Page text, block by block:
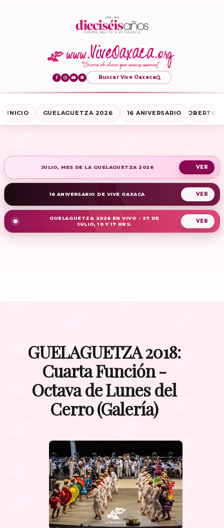
Buscar Vive Oaxaca
INICIO GUELAGUETZA 2026 16 ANIVERSARIO
JULIO, MES DE LA GUELAGUETZA 2026
16 ANIVERSARIO DE VIVE OAXACA
GUELAGUETZA 2026 EN VIVO - 27 DE
JULIO, 10 Y 17 HRS.
GUELAGUETZA 2018:
Cuarta Función -
Octava de Lunes del
Cerro (Galería)